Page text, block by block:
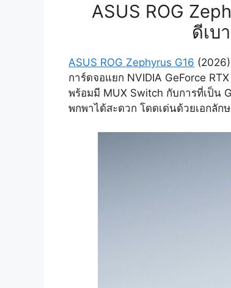
ASUS ROG
ดีเบ
ASUS ROG Zephyrus G16
การ์ดจอแยก NVIDIA GeForce
พร้อมมี MUX Switch กับการที่เป็น
พกพาได้สะดวก โดดเด่นด้วยเอกลั